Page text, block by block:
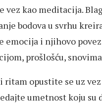
vez kao meditacija.
bodova u svrhu
emocija i njihovo
prošlošću,
ritam opustite se uz
umetnost koju su